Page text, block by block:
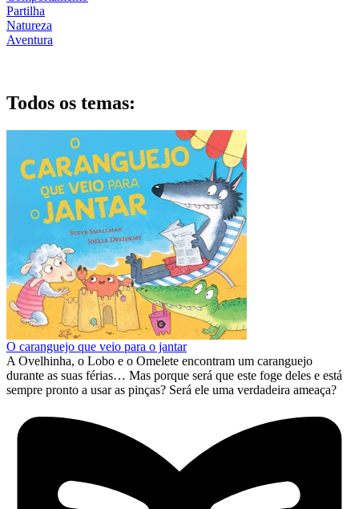
Partilha
Natureza
Aventura
Todos os temas:
O caranguejo que veio para o jantar
A Ovelhinha, o Lobo e o Omelete encontram um caranguejo
durante as suas férias… Mas porque será que este foge deles e está
sempre pronto a usar as pinças? Será ele uma verdadeira ameaça?